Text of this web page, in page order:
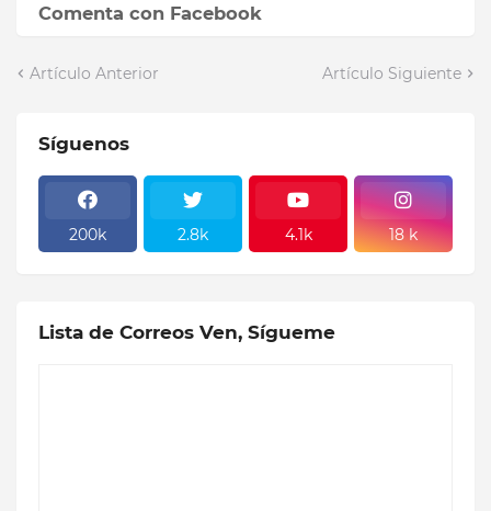
Comenta con Facebook
Artículo Anterior Artículo Siguiente
Síguenos
200k 2.8k 4.1k 18 k
Lista de Correos Ven, Sígueme